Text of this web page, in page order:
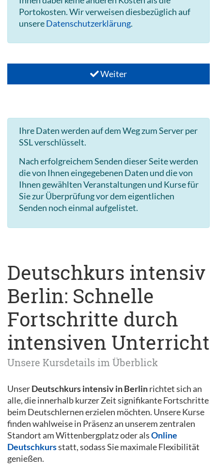
Portokosten. Wir verweisen diesbezüglich auf
unsereDatenschutzerklärung.
Weiter
Ihre Daten werden auf dem Weg zum Server per
SSL verschlüsselt.
Nach erfolgreichem Senden dieser Seite werden
die von Ihnen eingegebenen Daten und die von
Ihnen gewählten Veranstaltungen und Kurse für
Sie zur Überprüfung vor dem eigentlichen
Senden noch einmal aufgelistet.
Deutschkurs intensiv
Berlin: Schnelle
Fortschritte durch
intensiven Unterricht
Unsere Kursdetails im Überblick
UnserDeutschkurs intensiv in Berlinrichtet sich an
alle, die innerhalb kurzer Zeit signifikante Fortschritte
beim Deutschlernen erzielen möchten. Unsere Kurse
finden wahlweise in Präsenz an unserem zentralen
Standort am Wittenbergplatz oder alsOnline
Deutschkursstatt, sodass Sie maximale Flexibilität
genießen.